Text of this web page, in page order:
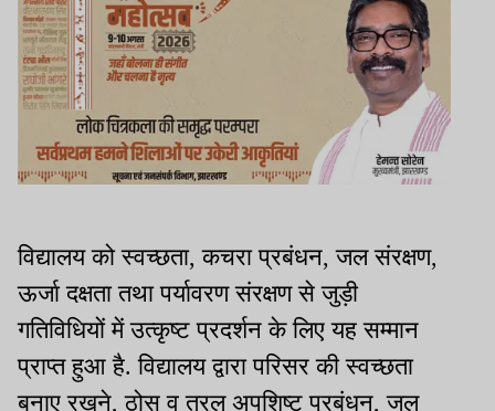
विद्यालय को स्वच्छता, कचरा प्रबंधन, जल संरक्षण,
ऊर्जा दक्षता तथा पर्यावरण संरक्षण से जुड़ी
गतिविधियों में उत्कृष्ट प्रदर्शन के लिए यह सम्मान
प्राप्त हुआ है. विद्यालय द्वारा परिसर की स्वच्छता
बनाए रखने, ठोस व तरल अपशिष्ट प्रबंधन, जल